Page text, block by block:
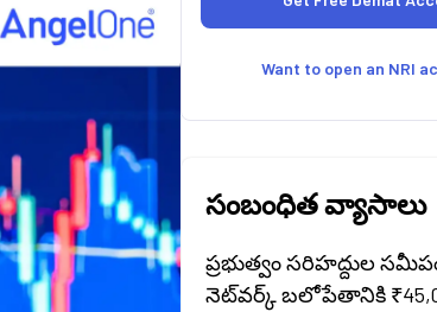
Want to open an NRI
సంబంధిత వ్యాసాలు
ప్రభుత్వం సరిహద్దుల
నెట్‌వర్క్ బలోపేతానికి